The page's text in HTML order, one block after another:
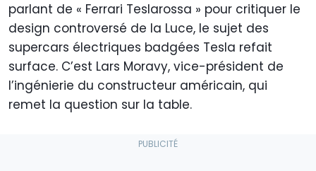
parlant de « Ferrari Teslarossa » pour critiquer le
design controversé de la Luce, le sujet des
supercars électriques badgées Tesla refait
surface. C’est Lars Moravy, vice-président de
l’ingénierie du constructeur américain, qui
remet la question sur la table.